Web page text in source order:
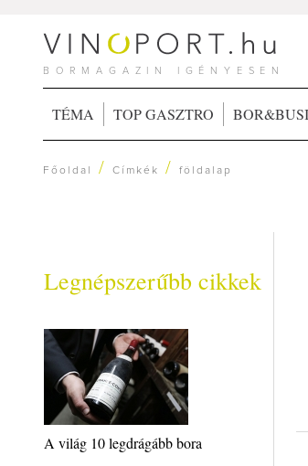
BORMAGAZIN IGÉNYESEN
TÉMA TOP GASZTRO
Főoldal /Címkék /földalap
Legnépszerűbb cikkek
A világ 10 legdrágább bora